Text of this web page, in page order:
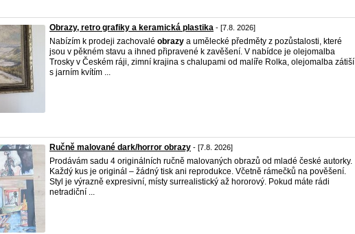
Obrazy, retro grafiky a keramická plastika - [7.8. 2026]
Nabízím k prodeji zachovalé obrazy a umělecké předměty z pozůstalosti, které
jsou v pěkném stavu a ihned připravené k zavěšení. V nabídce je olejomalba
Trosky v Českém ráji, zimní krajina s chalupami od malíře Rolka, olejomalba zátiší
s jarním kvítím ...
Ručně malované dark/horror obrazy - [7.8. 2026]
Prodávám sadu 4 originálních ručně malovaných obrazů od mladé české autorky.
Každý kus je originál – žádný tisk ani reprodukce. Včetně rámečků na pověšení.
Styl je výrazně expresivní, místy surrealistický až hororový. Pokud máte rádi
netradiční ...